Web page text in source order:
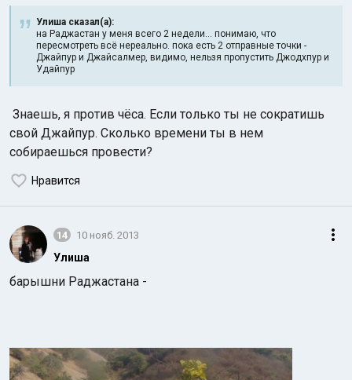
Улиша сказал(а):
на Раджастан у меня всего 2 недели... понимаю, что
пересмотреть всё нереально. пока есть 2 отправные точки -
Джайпур и Джайсалмер, видимо, нельзя пропустить Джодхпур и
Удайпур
Знаешь, я против чёса. Если только ты не сократишь
свой Джайпур. Сколько времени ты в нем
собираешься провести?
Нравится
14 10 нояб. 2013
Улиша
барышни Раджастана -